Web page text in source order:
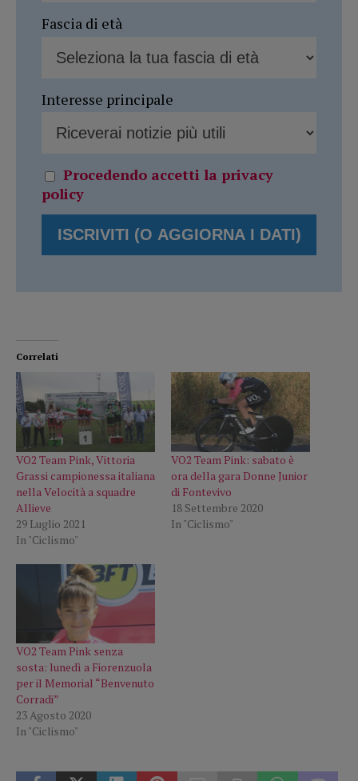
Fascia di età
Interesse principale
Procedendo accetti la privacy
policy
Correlati
VO2 Team Pink, Vittoria
Grassi campionessa italiana
nella Velocità a squadre
Allieve
29 Luglio 2021
In "Ciclismo"
VO2 Team Pink: sabato è
ora della gara Donne Junior
di Fontevivo
18 Settembre 2020
In "Ciclismo"
VO2 Team Pink senza
sosta: lunedì a Fiorenzuola
per il Memorial “Benvenuto
Corradi”
23 Agosto 2020
In "Ciclismo"